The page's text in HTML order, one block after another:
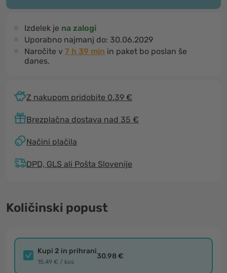
Izdelek je na zalogi
Uporabno najmanj do: 30.06.2029
Naročite v 7 h 39 min in paket bo poslan še
danes.
Z nakupom pridobite 0.39 €
Brezplačna dostava nad 35 €
Načini plačila
DPD, GLS ali Pošta Slovenije
Količinski popust
Kupi 2 in prihrani
15.49 € / kos
30.98 €